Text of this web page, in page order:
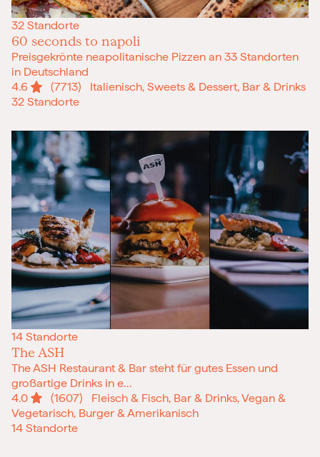
Frohe Weihnachten
Regionale Gutscheine
Berlin
München
Düsseldorf
Stuttgart
Essen
-------
Für alle Geschenk-Gutscheine gilt:
Geschmackvoll und maximal flexibel!
Einlösbar für alle 10.000 Partner und 3 Jahre gültig
Das ideale Geschenk für alle Anlässe
32 Standorte
60 seconds to napoli
Preisgekrönte neapolitanische Pizzen an 33 Standorten
in Deutschland
4.6
(7713) Italienisch, Sweets & Dessert, Bar & Drinks
32 Standorte
14 Standorte
The ASH
The ASH Restaurant & Bar steht für gutes Essen und
großartige Drinks in e...
4.0
(1607) Fleisch & Fisch, Bar & Drinks, Vegan &
Vegetarisch, Burger & Amerikanisch
14 Standorte